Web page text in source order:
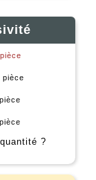
pièce
?